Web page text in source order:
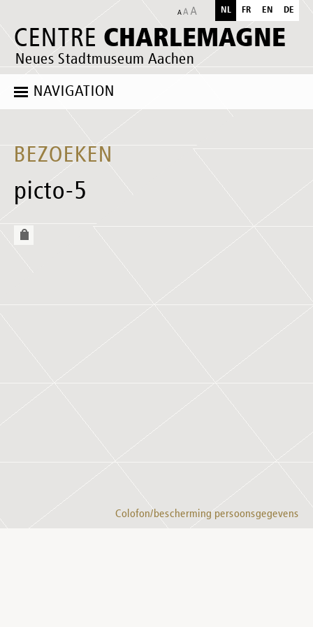
CENTRE CHARLEMAGNE
Neues Stadtmuseum Aachen
NL FR EN DE
NAVIGATION
BEZOEKEN
picto-5
Colofon/bescherming persoonsgegevens